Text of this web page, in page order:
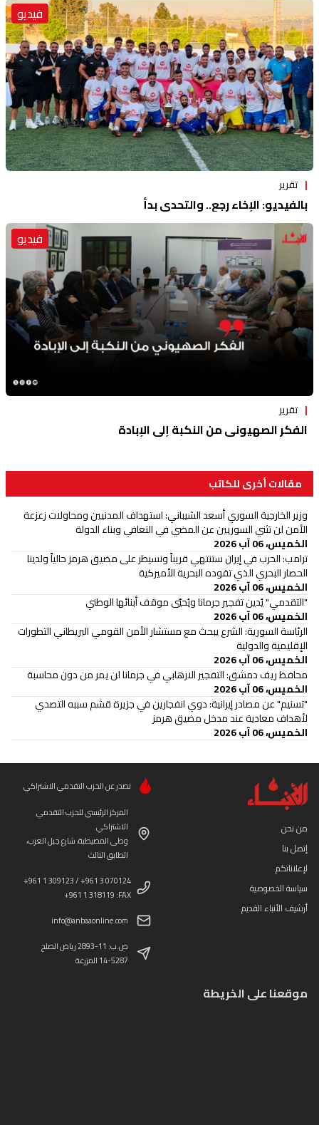
فيديو
تقرير
بالفيديو: الإخاء رجع.. والتحدي بدأ
فيديو
تقرير
الفكر الصهيوني من النكبة إلى الإبادة
مقالات أخرى للكاتب
وزير الخارجية السوري أسعد الشيباني: استهداف المدنيين ومحاولات زعزعة
الأمن لن تثني السوريين عن المضي في التعافي وبناء الدولة
الخميس، 06 آب 2026
ترامب: الحرب في إيران ستنتهي قريباً ونسيطر على مضيق هرمز حالياً ولدينا
الحصار البحري الذي تقوده البحرية الأميركية
الخميس، 06 آب 2026
"التقدمي" يُدين تفجير جرمانا ويُحيّي موقف أبنائها الوطني
الخميس، 06 آب 2026
الرئاسة السورية: الشرع يبحث مع مستشار الأمن القومي البريطاني التطورات
الإقليمية والدولية
الخميس، 06 آب 2026
محافظ ريف دمشق: التفجير الارهابي في جرمانا لن يمر من دون محاسبة
الخميس، 06 آب 2026
"تسنيم" عن مصادر إيرانية: دوي انفجارين في جزيرة قشم سببه التصدي
لأهداف معادية عند مدخل مضيق هرمز
الخميس، 06 آب 2026
من نحن
إتصل بنا
لإعلاناتكم
سياسة الخصوصية
أرشيف الأنباء القديم
تصدر عن الحزب التقدمي الاشتراكي
المركز الرئيسي للحزب التقدمي
الاشتراكي
وطى المصيطبة، شارع جبل العرب،
الطابق الثالث
+961 1 309123 / +961 3 070124
+961 1 318119 :FAX
info@anbaaonline.com
ص.ب: 11-2893 رياض الصلح
14-5287 المزرعة
موقعنا على الخريطة